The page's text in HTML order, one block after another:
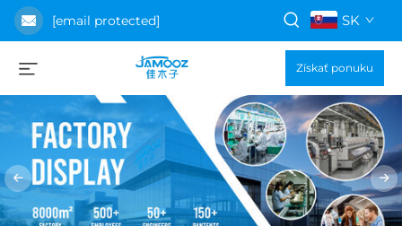
[email protected] SK
Získať ponuku